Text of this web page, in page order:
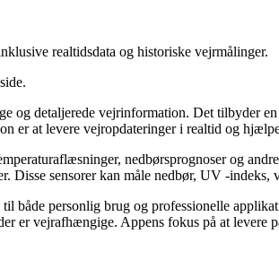
realtidsdata og historiske vejrmålinger.
og detaljerede vejrinformation. Det tilbyder
er at levere vejropdateringer i realtid og
nedbørsprognoser og
Disse sensorer kan måle nedbør, UV -
personlig brug og professionelle
er vejrafhængige. Appens fokus på at